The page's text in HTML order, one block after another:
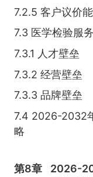
7.2.5 客户议价
7.3 医学检验服
7.3.1 人才壁垒
7.3.2 经营壁垒
7.3.3 品牌壁垒
7.4 2026-2032
略
第8章
2026-